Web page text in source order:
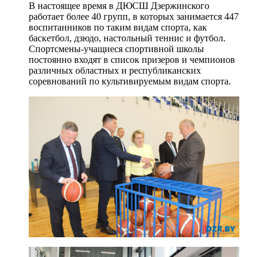
В настоящее время в ДЮСШ Дзержинского
работает более 40 групп, в которых занимается 447
воспитанников по таким видам спорта, как
баскетбол, дзюдо, настольный теннис и футбол.
Спортсмены-учащиеся спортивной школы
постоянно входят в список призеров и чемпионов
различных областных и республиканских
соревнований по культивируемым видам спорта.